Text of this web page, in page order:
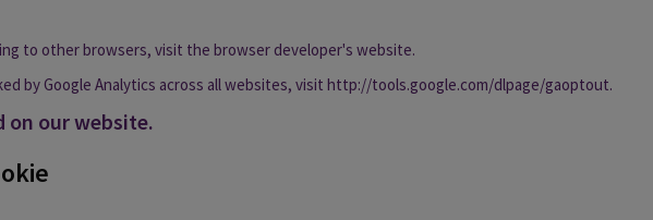
to other browsers, visit the browser developer's website.
by Google Analytics across all websites, visit http://tools.google.com/dlpage/gaoptout.
on our website.